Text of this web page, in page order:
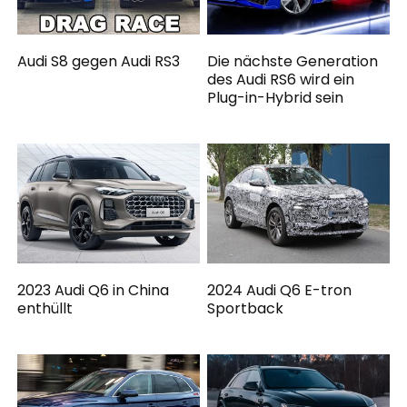
Audi S8 gegen Audi RS3
Die nächste Generation
des Audi RS6 wird ein
Plug-in-Hybrid sein
2023 Audi Q6 in China
enthüllt
2024 Audi Q6 E-tron
Sportback